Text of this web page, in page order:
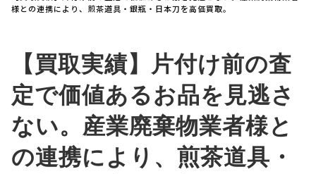
様との連携により、煎茶道具・銀瓶・日本刀を高価買取。
【買取実績】片付け前の査
定で価値あるお品を見逃さ
ない。産業廃棄物業者様と
の連携により、煎茶道具・